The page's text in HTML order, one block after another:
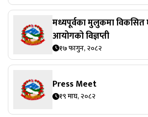
मध्यपूर्वका मुलुकमा विकसित
आयोगको विज्ञप्ती
१७ फागुन, २०८२
Press Meet
१९ माघ, २०८२